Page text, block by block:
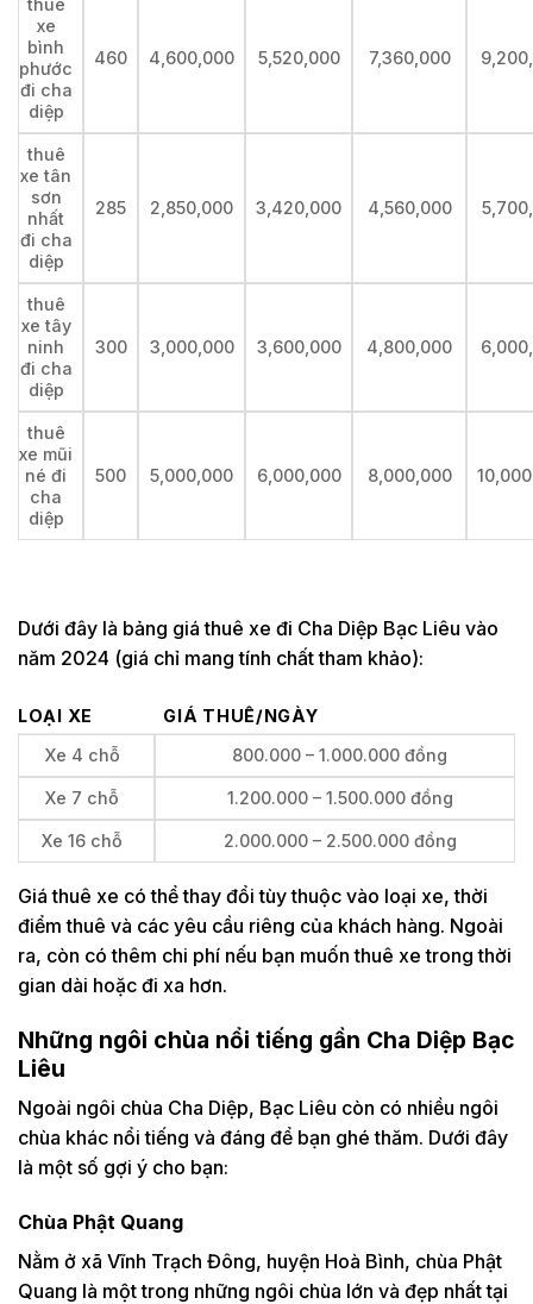
thuê
xe
bình
phước
đi cha
diệp
460 4,600,000 5,520,000 7,360,000
thuê
xe tân
sơn
nhất
đi cha
diệp
285 2,850,000 3,420,000 4,560,000
thuê
xe tây
ninh
đi cha
diệp
300 3,000,000 3,600,000 4,800,000
thuê
xe mũi
né đi
cha
diệp
500 5,000,000 6,000,000 8,000,000
Dưới đây là bảng giá thuê xe đi Cha Diệp Bạc Liêu vào
năm 2024 (giá chỉ mang tính chất tham khảo):
LOẠI XE
GIÁ THUÊ/NGÀY
Xe 4 chỗ
800.000 – 1.000.000 đồng
Xe 7 chỗ 1.200.000 – 1.500.000 đồng
Xe 16 chỗ 2.000.000 – 2.500.000 đồng
Giá thuê xe có thể thay đổi tùy thuộc vào loại xe, thời
điểm thuê và các yêu cầu riêng của khách hàng. Ngoài
ra, còn có thêm chi phí nếu bạn muốn thuê xe trong thời
gian dài hoặc đi xa hơn.
Những ngôi chùa nổi tiếng gần Cha Diệp Bạc
Liêu
Ngoài ngôi chùa Cha Diệp, Bạc Liêu còn có nhiều ngôi
chùa khác nổi tiếng và đáng để bạn ghé thăm. Dưới đây
là một số gợi ý cho bạn:
Chùa Phật Quang
Nằm ở xã Vĩnh Trạch Đông, huyện Hoà Bình, chùa Phật
Quang là một trong những ngôi chùa lớn và đẹp nhất tại